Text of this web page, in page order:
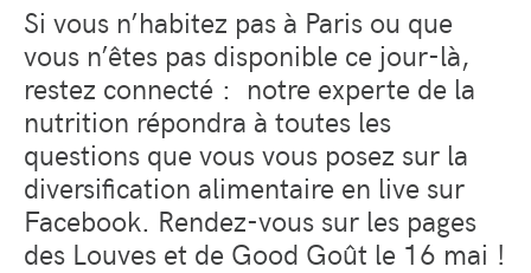
Si vous n’habitez pas à Paris ou que
vous n’êtes pas disponible ce jour-là,
restez connecté : notre experte de la
nutrition répondra à toutes les
questions que vous vous posez sur la
diversification alimentaire en live sur
Facebook. Rendez-vous sur les pages
des Louves et de Good Goût le 16 mai !